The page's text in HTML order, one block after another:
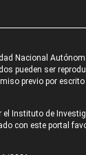
Nacional
pueden ser
previo por
el Instituto de
con este portal